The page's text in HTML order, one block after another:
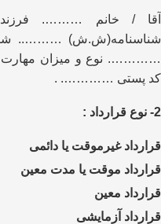
آقا / خانم ……….
شناسنامه(ش.ش) ………..
…………. نوع و میزان
کد پستی …………. .
2- نوع قرارداد :
قرارداد غیرموقت یا دائمی
قرارداد موقت یا مدت معین
قرارداد معین
قرارداد آزمایشی